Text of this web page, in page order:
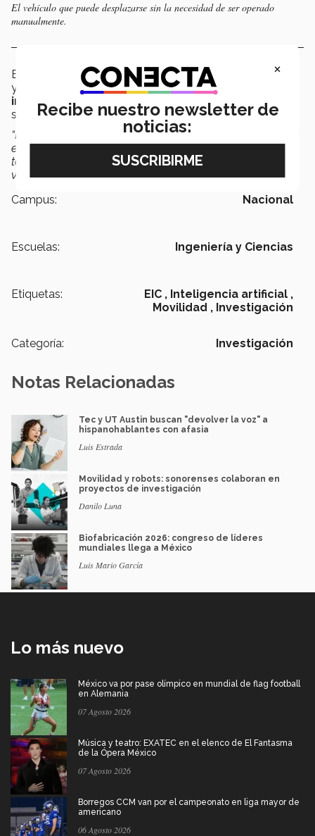
El vehículo que puede desplazarse sin la necesidad de ser operado
manualmente.
El prototipo es sólo la primera parte de este proyecto
ya que se busca escalarlo para producir
inteligentes
que transporten carga e incluso personas
sin la necesidad de contar con un piloto.
“Estamos hablando de una comunicación entre vehículos
en tiempo real, que las experiencias de uno, sirvan para
todos dentro de la gran red en el internet de los
vehículos”,apuntó Rogelio Bustamante.
Campus:
Nacional
Escuelas: Ingeniería y Ciencias
Etiquetas: EIC , Inteligencia artificial ,
Movilidad , Investigación
Categoría: Investigación
Notas Relacionadas
Tec y UT Austin buscan "devolver la voz" a
hispanohablantes con afasia
Luis Estrada
Movilidad y robots: sonorenses colaboran en
proyectos de investigación
Danilo Luna
Biofabricación 2026: congreso de líderes
mundiales llega a México
Luis Mario García
Lo más nuevo
México va por pase olímpico en mundial de flag football
en Alemania
07 Agosto 2026
Música y teatro: EXATEC en el elenco de El Fantasma
de la Ópera México
07 Agosto 2026
Borregos CCM van por el campeonato en liga mayor de
americano
06 Agosto 2026
×
Recibe nuestro newsletter de
noticias: